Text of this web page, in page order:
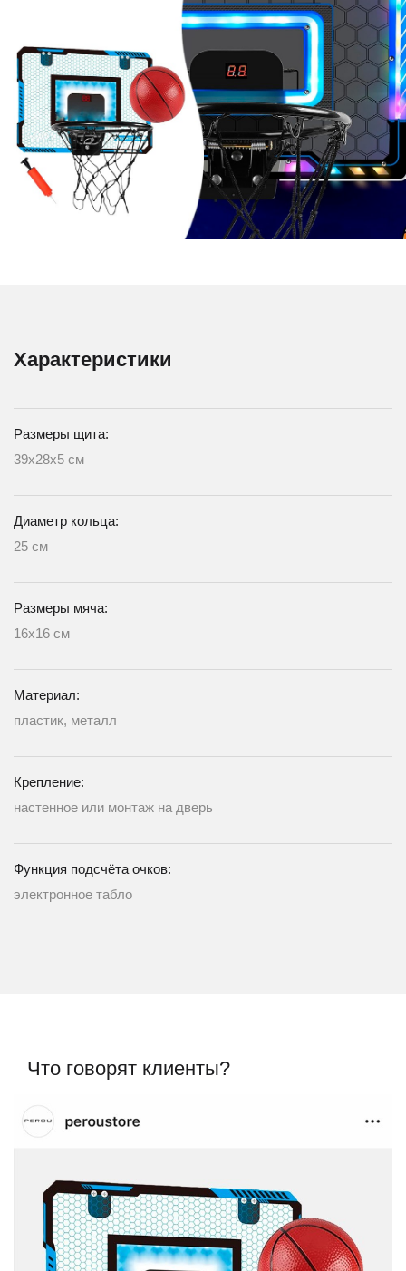
Характеристики
Размеры щита:
39х28х5 см
Диаметр кольца:
25 см
Размеры мяча:
16х16 см
Материал:
пластик, металл
Крепление:
настенное или монтаж на дверь
Функция подсчёта очков:
электронное табло
Что говорят клиенты?